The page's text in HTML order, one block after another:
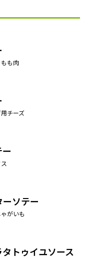
も肉
チーズ
ソテー
がいも
トゥイユソース